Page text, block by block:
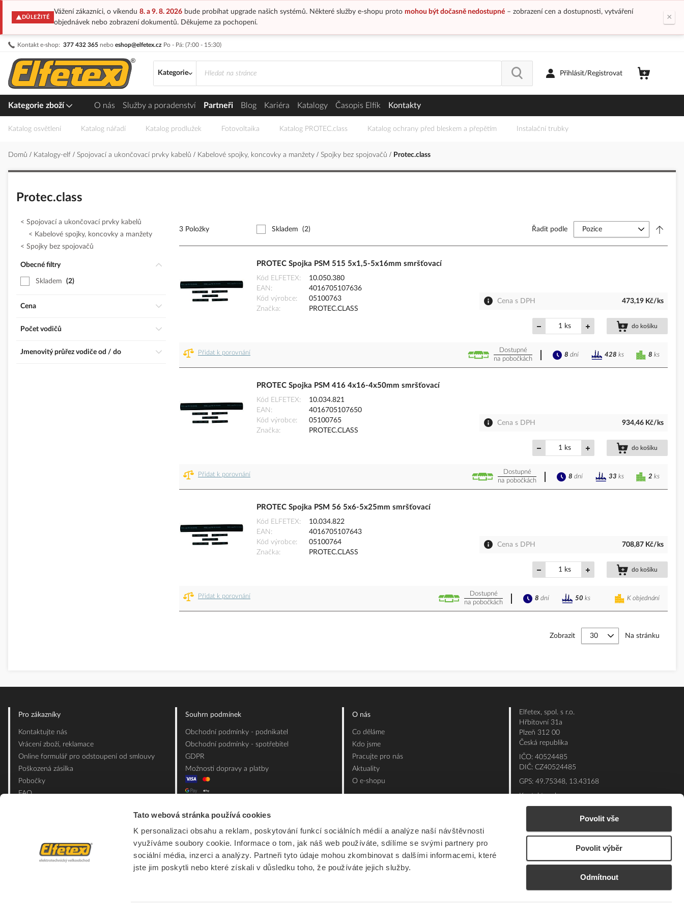
Tato webová stránka používá cookies
K personalizaci obsahu a reklam, poskytování funkcí sociálních médií a analýze naší návštěvnosti
využíváme soubory cookie. Informace o tom, jak náš web používáte, sdílíme se svými partnery pro
sociální média, inzerci a analýzy. Partneři tyto údaje mohou zkombinovat s dalšími informacemi, které
jste jim poskytli nebo které získali v důsledku toho, že používáte jejich služby.
Povolit vše
Povolit výběr
Odmítnout
DŮLEŽITÉ
Vážení zákazníci, o víkendu 8. a 9. 8. 2026bude probíhat upgrade našich systémů. Některé služby e-shopu proto mohou být dočasně nedostupné– zobrazení cen a dostupnosti, vytváření
objednávek nebo zobrazení dokumentů. Děkujeme za pochopení.
×
Kontakt e-shop: 377 432 365 nebo eshop@elfetex.cz Po - Pá: (7:00 - 15:30)
Přejít
obsah
Kategorie
Přihlásit/Registrovat
Kategorie zboží O nás Služby a poradenství Partneři Blog Kariéra Katalogy Časopis Elfík Kontakty
Katalog osvětlení Katalog nářadí Katalog prodlužek Fotovoltaika Katalog PROTEC.class Katalog ochrany před bleskem a přepětím Instalační trubky
Domů Katalogy-elf Spojovací a ukončovací prvky kabelů Kabelové spojky, koncovky a manžety Spojky bez spojovačů Protec.class
Protec.class
3 Položky Skladem (2) Řadit podle
PROTEC Spojka PSM 515 5x1,5-5x16mm smršťovací
Kód ELFETEX
10.050.380
EAN
4016705107636
Kód výrobce
05100763
Značka
PROTEC.CLASS
Cena s DPH 473,19 Kč/ks
ks do košíku
Přidat k porovnání
Dostupné
na pobočkách
8 ks
8 dní 428 ks
PROTEC Spojka PSM 416 4x16-4x50mm smršťovací
Kód ELFETEX
10.034.821
EAN
4016705107650
Kód výrobce
05100765
Značka
PROTEC.CLASS
Cena s DPH 934,46 Kč/ks
ks do košíku
Přidat k porovnání
Dostupné
na pobočkách
2 ks
8 dní 33 ks
PROTEC Spojka PSM 56 5x6-5x25mm smršťovací
Kód ELFETEX
10.034.822
EAN
4016705107643
Kód výrobce
05100764
Značka
PROTEC.CLASS
Cena s DPH 708,87 Kč/ks
ks do košíku
Přidat k porovnání
Dostupné
na pobočkách
K objednání
8 dní 50 ks
Zobrazit Na stránku
Spojovací a ukončovací prvky kabelů
Kabelové spojky, koncovky a manžety
Spojky bez spojovačů
Obecné filtry
Skladem 2
Cena
Počet vodičů
Jmenovitý průřez vodiče od / do
Pro zákazníky
Kontaktujte nás
Vrácení zboží, reklamace
Online formulář pro odstoupení od smlouvy
Poškozená zásilka
Pobočky
FAQ
Souhrn podmínek
Obchodní podmínky - podnikatel
Obchodní podmínky - spotřebitel
GDPR
Možnosti dopravy a platby
O nás
Co děláme
Kdo jsme
Pracujte pro nás
Aktuality
O e-shopu
Elfetex, spol. s r.o.
Hřbitovní 31a
Plzeň 312 00
Česká republika
IČO: 40524485
DIČ: CZ40524485
GPS: 49.75348, 13.43168
Kontakt e-shop:
Po - Pá: 7:00 - 15:30
377 432 365
Technická podpora: 377 432 311
eshop@elfetex.cz